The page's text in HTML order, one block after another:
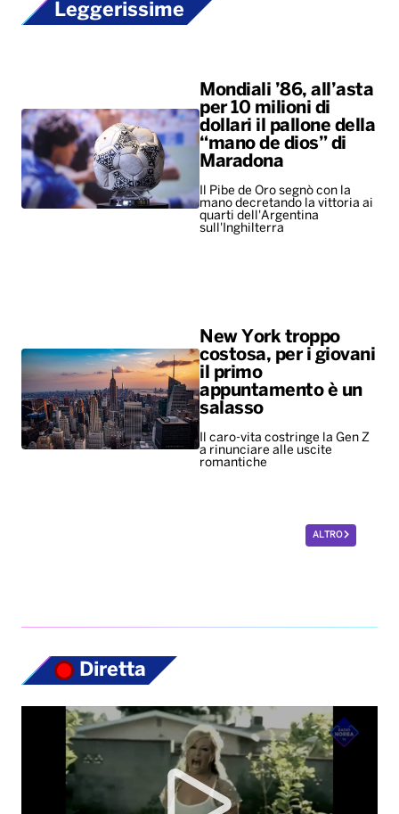
Leggerissime
Mondiali ’86, all’asta
per 10 milioni di
dollari il pallone della
“mano de dios” di
Maradona
Il Pibe de Oro segnò con la
mano decretando la vittoria ai
quarti dell'Argentina
sull'Inghilterra
New York troppo
costosa, per i giovani
il primo
appuntamento è un
salasso
Il caro-vita costringe la Gen Z
a rinunciare alle uscite
romantiche
ALTRO
Diretta